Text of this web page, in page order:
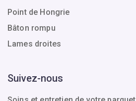
Point de Hongrie
Bâton rompu
Lames droites
Suivez-nous